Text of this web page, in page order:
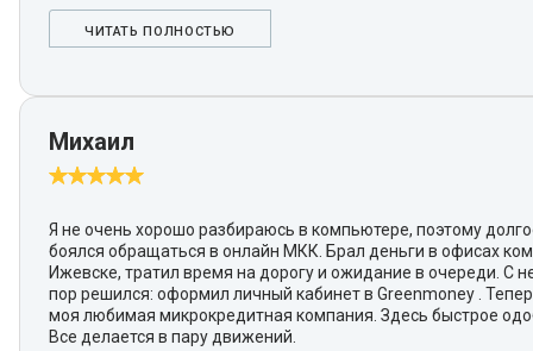
ЧИТАТЬ ПОЛНОСТЬЮ
Михаил
Я не очень хорошо разбираюсь в компьютере, поэтому
боялся обращаться в онлайн МКК. Брал деньги в офисах
Ижевске, тратил время на дорогу и ожидание в очереди. С
пор решился: оформил личный кабинет в Greenmoney .
моя любимая микрокредитная компания. Здесь быстрое
Все делается в пару движений.